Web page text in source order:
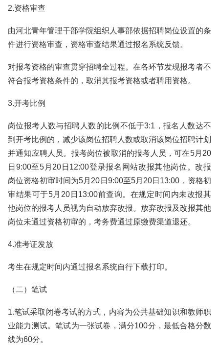
2.资格审查
由河北青年管理干部学院组织人事部依据招聘岗位设置的条
件进行资格审查，资格审查结果通过报名系统反馈。
对报考资格的审查贯穿招聘全过程。在各环节发现报考者不
符合报考资格条件的，取消其报考资格或者聘用资格。
3.开考比例
岗位报考人数与招聘人数的比例不低于3:1，报名人数达不
到开考比例的，减少该岗位招聘人数或取消该岗位招聘计划
并通知应聘人员。报考岗位被取消的报考人员，可在5月20
日9:00至5月20日12:00登录报名网站改报其他岗位。改报
岗位资格初审时间为5月20日9:00至5月20日13:00，资格初
审结果可于5月20日13:00前查询。在规定时间内未改报其
他岗位的报考人员视为自动放弃改报。放弃改报及改报其他
岗位未通过资格初审的，考务费通过原缴费渠道退还。
4.准考证发放
考生在规定时间内通过报名系统自行下载打印。
（二）笔试
1.笔试采取闭卷考试的方式，内容为公共基础知识和教师职
业能力测试。笔试为一张试卷，满分100分，最低合格分数
线为60分。